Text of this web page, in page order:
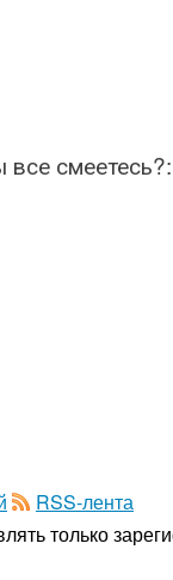
все
RSS-лента
только